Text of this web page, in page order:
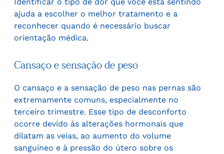
ajuda a escolher o melhor tratamento e a
reconhecer quando é necessário buscar
orientação médica.
Cansaço e sensação de peso
O cansaço e a sensação de peso nas pernas são
extremamente comuns, especialmente no
terceiro trimestre. Esse tipo de desconforto
ocorre devido às alterações hormonais que
dilatam as veias, ao aumento do volume
sanguíneo e à pressão do útero sobre os